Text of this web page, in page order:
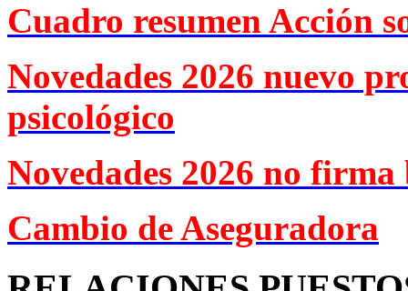
Cuadro resumen Acción
Novedades 2026 nuevo
psicológico
Novedades 2026 no firma
Cambio de Aseguradora